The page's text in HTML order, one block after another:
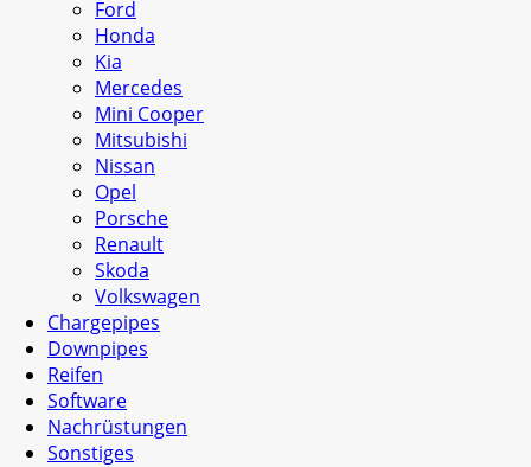
Ford
Honda
Kia
Mercedes
Mini Cooper
Mitsubishi
Nissan
Opel
Porsche
Renault
Skoda
Volkswagen
Chargepipes
Downpipes
Reifen
Software
Nachrüstungen
Sonstiges